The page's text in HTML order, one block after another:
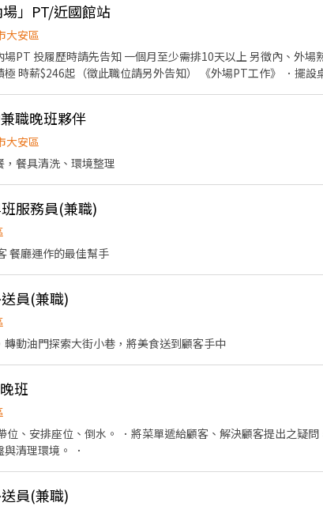
」PT/近國館站
大安區
告知 一個月至少需排10天以上 另徵內、外場熟手PT 有半年以上餐飲經驗 學習能
請另外告知） 《外場PT工作》 ．擺設桌面用品餐具 ．幫客人帶位、送餐
職晚班夥伴
大安區
餐具清洗、環境整理
服務員(兼職)
餐廳運作的最佳幫手
員(兼職)
動油門探索大街小巷，將美食送到顧客手中
班
位、安排座位、倒水。 ．將菜單遞給顧客、解決顧客提出之疑
清理環境。 ．
員(兼職)